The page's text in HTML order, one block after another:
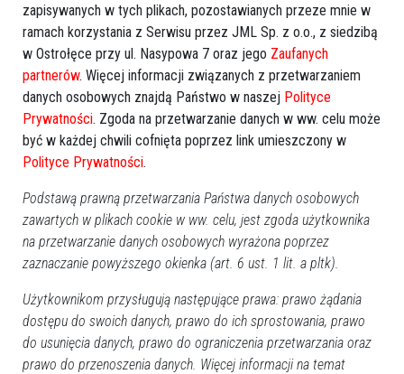
zapisywanych w tych plikach, pozostawianych przeze mnie w
ramach korzystania z Serwisu przez JML Sp. z o.o., z siedzibą
w Ostrołęce przy ul. Nasypowa 7 oraz jego Zaufanych
partnerów. Więcej informacji związanych z przetwarzaniem
danych osobowych znajdą Państwo w naszej Polityce
Prywatności. Zgoda na przetwarzanie danych w ww. celu może
być w każdej chwili cofnięta poprzez link umieszczony w
Polityce Prywatności.
Podstawą prawną przetwarzania Państwa danych osobowych
zawartych w plikach cookie w ww. celu, jest zgoda użytkownika
na przetwarzanie danych osobowych wyrażona poprzez
zaznaczanie powyższego okienka (art. 6 ust. 1 lit. a pltk).
Użytkownikom przysługują następujące prawa: prawo żądania
dostępu do swoich danych, prawo do ich sprostowania, prawo
do usunięcia danych, prawo do ograniczenia przetwarzania oraz
prawo do przenoszenia danych. Więcej informacji na temat